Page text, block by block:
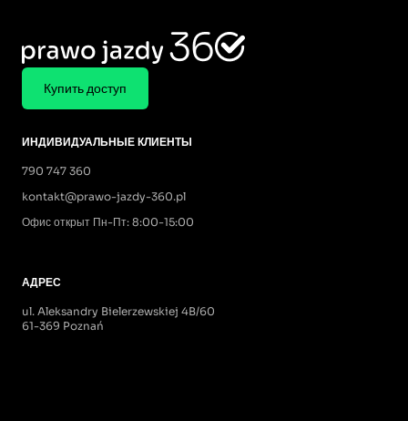
Купить доступ
ИНДИВИДУАЛЬНЫЕ КЛИЕНТЫ
790 747 360
kontakt@prawo-jazdy-360.pl
Офис открыт Пн-Пт: 8:00-15:00
АДРЕС
ul. Aleksandry Bielerzewskiej 4B/60
61-369 Poznań